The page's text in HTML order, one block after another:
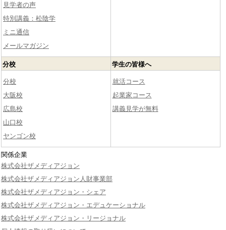
見学者の声
特別講義：松陰学
ミニ通信
メールマガジン
分校
分校
大阪校
広島校
山口校
ヤンゴン校
学生の皆様へ
就活コース
起業家コース
講義見学が無料
関係企業
株式会社ザメディアジョン
株式会社ザメディアジョン人財事業部
株式会社ザメディアジョン・シェア
株式会社ザメディアジョン・エデュケーショナル
株式会社ザメディアジョン・リージョナル